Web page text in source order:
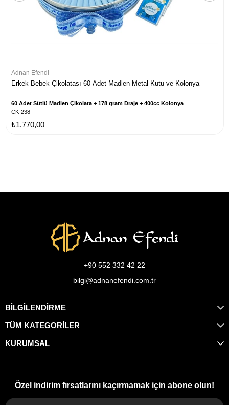
Adnan Efendi
Erkek Bebek Çikolatası 60 Adet Madlen Metal Kutu ve Kolonya
60 Adet Sütlü Madlen Çikolata + 178 gram Draje + 400cc Kolonya
CK-238
₺1.770,00
+90 552 332 42 22
bilgi@adnanefendi.com.tr
BİLGİLENDİRME
TÜM KATEGORİLER
KURUMSAL
Özel indirim fırsatlarını kaçırmamak için abone olun!